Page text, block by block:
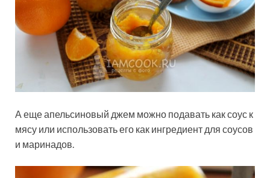
А еще апельсиновый джем можно подавать как соус к
мясу или использовать его как ингредиент для соусов
и маринадов.